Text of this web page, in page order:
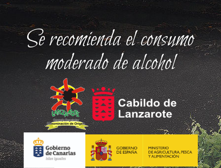
Se recomienda el consumo
moderado de alcohol